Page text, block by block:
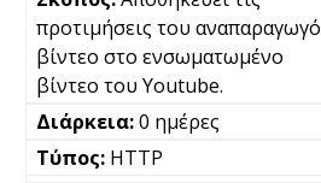
προτιμήσεις του αναπαραγωγό
βίντεο στο ενσωματωμένο
βίντεο του Youtube.
0 ημέρες
HTTP